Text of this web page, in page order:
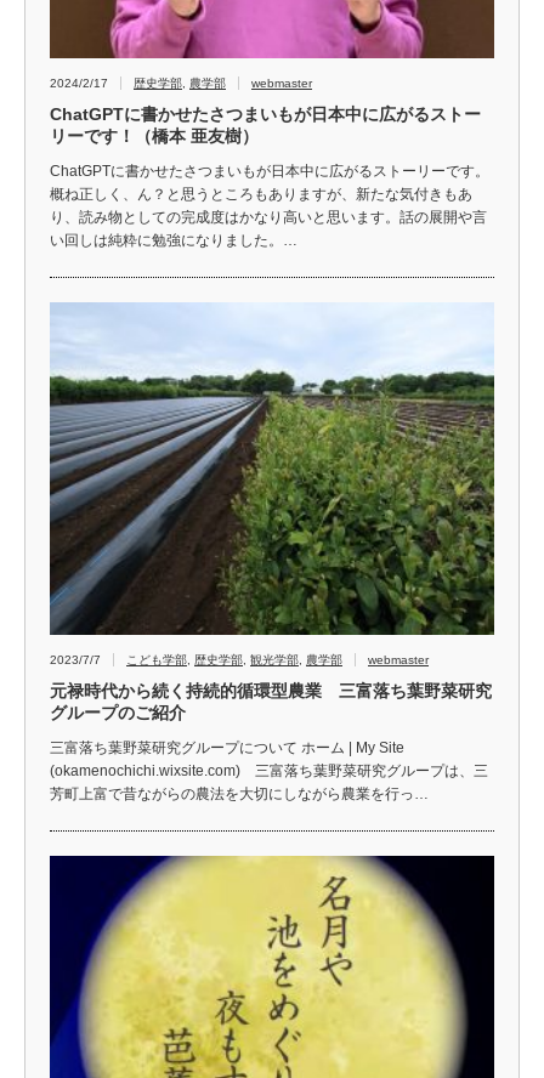
2024/2/17 歴史学部 農学部 webmaster
ChatGPTに書かせたさつまいもが日本中に広がるストー
リーです！（橋本 亜友樹）
ChatGPTに書かせたさつまいもが日本中に広がるストーリーです。
概ね正しく、ん？と思うところもありますが、新たな気付きもあ
り、読み物としての完成度はかなり高いと思います。話の展開や言
い回しは純粋に勉強になりました。…
2023/7/7 こども学部, 歴史学部, 観光学部, 農学部 webmaster
元禄時代から続く持続的循環型農業 三富落ち葉野菜研究
グループのご紹介
三富落ち葉野菜研究グループについて ホーム | My Site
(okamenochichi.wixsite.com) 三富落ち葉野菜研究グループは、三
芳町上富で昔ながらの農法を大切にしながら農業を行っ…